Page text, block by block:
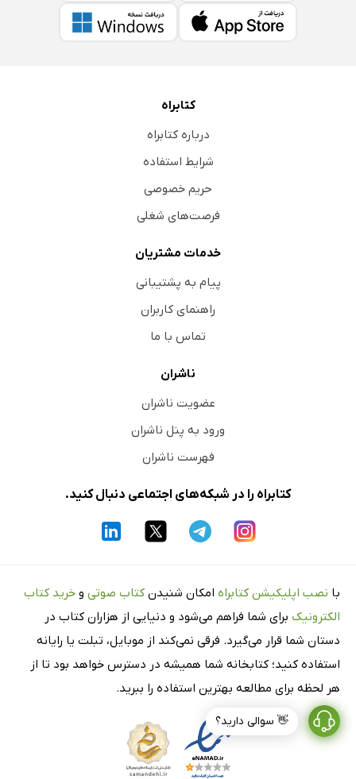
👋 سوالی دارید؟
کتابراه
درباره کتابراه
شرایط استفاده
حریم خصوصی
فرصت‌های شغلی
خدمات مشتریان
پیام به پشتیبانی
راهنمای کاربران
تماس با ما
ناشران
عضویت ناشران
ورود به پنل ناشران
فهرست ناشران
کتابراه را در شبکه‌های اجتماعی دنبال کنید.
با نصب اپلیکیشن کتابراه امکان شنیدن کتاب صوتی و خرید کتاب
الکترونیک برای شما فراهم می‌شود و دنیایی از هزاران کتاب در
دستان شما قرار می‌گیرد. فرقی نمی‌کند از موبایل، تبلت یا رایانه
استفاده کنید؛ کتابخانه شما همیشه در دسترس خواهد بود تا از
هر لحظه برای مطالعه بهترین استفاده را ببرید.